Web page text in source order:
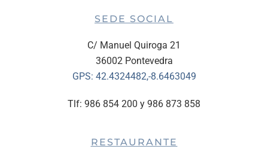
SEDE SOCIAL
C/ Manuel Quiroga 21
36002 Pontevedra
GPS: 42.4324482,-8.6463049
Tlf: 986 854 200 y 986 873 858
RESTAURANTE